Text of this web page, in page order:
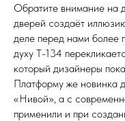
Обратите внимание на
дверей создаёт
деле перед нами более
духу Т-134
который дизайнеры
Платформу же новинка
«Нивой», а с
применили и при